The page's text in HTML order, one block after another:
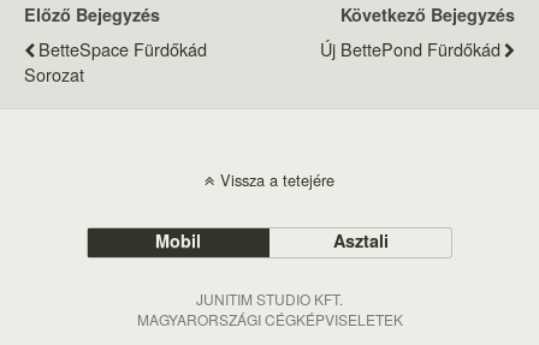
Előző Bejegyzés
BetteSpace Fürdőkád
Sorozat
Következő Bejegyzés
Új BettePond Fürdőkád
Vissza a tetejére
Mobil Asztali
JUNITIM STUDIO KFT.
MAGYARORSZÁGI CÉGKÉPVISELETEK